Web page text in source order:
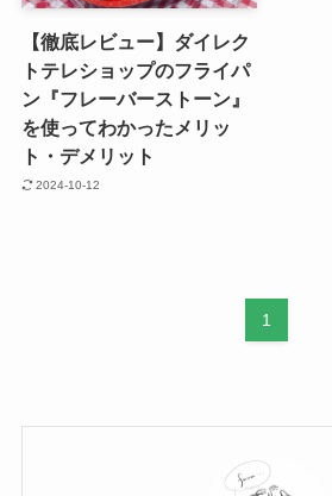
【徹底レビュー】ダイレク
トテレショップのフライパ
ン『フレーバーストーン』
を使ってわかったメリッ
ト・デメリット
2024-10-12
1